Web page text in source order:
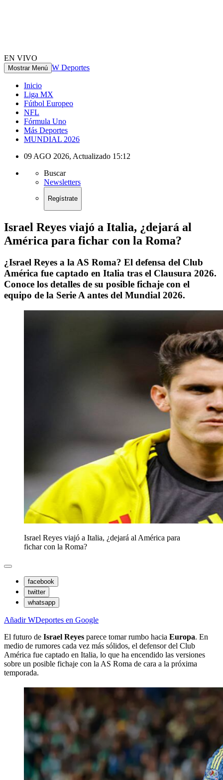
EN VIVO
Mostrar Menú W Deportes
Inicio
Liga MX
Fútbol Europeo
NFL
Fórmula Uno
Más Deportes
MUNDIAL 2026
09 AGO 2026, Actualizado 15:12
Buscar
Newsletters
Regístrate
Israel Reyes viajó a Italia, ¿dejará al
América para fichar con la Roma?
¿Israel Reyes a la AS Roma? El defensa del Club
América fue captado en Italia tras el Clausura 2026.
Conoce los detalles de su posible fichaje con el
equipo de la Serie A antes del Mundial 2026.
Israel Reyes viajó a Italia, ¿dejará al América para
fichar con la Roma?
facebook
twitter
whatsapp
Añadir WDeportes en Google
El futuro de Israel Reyes parece tomar rumbo hacia Europa. En
medio de rumores cada vez más sólidos, el defensor del Club
América fue captado en Italia, lo que ha encendido las versiones
sobre un posible fichaje con la AS Roma de cara a la próxima
temporada.